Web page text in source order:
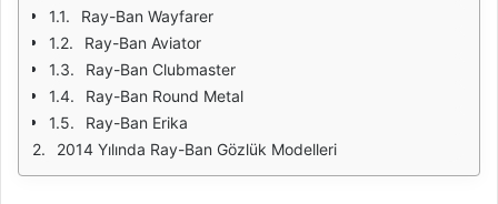
Ray-Ban Wayfarer
Ray-Ban Aviator
Ray-Ban Clubmaster
Ray-Ban Round Metal
Ray-Ban Erika
2014 Yılında Ray-Ban Gözlük Modelleri